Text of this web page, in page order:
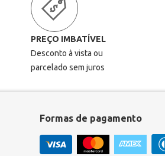
PREÇO IMBATÍVEL
Desconto à vista ou
parcelado sem juros
Formas de pagamento